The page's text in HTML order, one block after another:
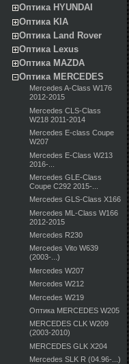
Оптика HYUNDAI
Оптика KIA
Оптика Land Rover
Оптика Lexus
Оптика MAZDA
Оптика MERCEDES
Mercedes A-Class W176
2012-2015
Mercedes CLS-Class
W218 2011-2014
Mercedes E-class Coupe
W207
Mercedes E-Class W213
2016-...
Mercedes GLE-Class
Coupe C292 2015-...
Mercedes GLS-Class X166
Mercedes ML-Class W166
2012-2015
Mercedes R230
Mercedes Vito W639
(2003-...)
Mercedes W207
Mercedes W212
Mercedes W219
Оптика MERCEDES W205
MERCEDES CLK W209
(2003-2010)
MERCEDES GLK X204
Mercedes SLK R (04.96-...)